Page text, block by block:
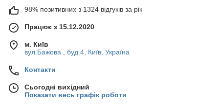
98% позитивних з 1324 відгуків за рік
Працює з 15.12.2020
м. Київ
вул.Бажова , буд.4, Київ, Україна
Контакти
Сьогодні вихідний
Показати весь графік роботи